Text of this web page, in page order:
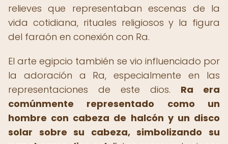
relieves que representaban escenas de la
vida cotidiana, rituales religiosos y la figura
del faraón en conexión con Ra.
El arte egipcio también se vio influenciado por
la adoración a Ra, especialmente en las
representaciones de este dios. Ra era
comúnmente representado como un
hombre con cabeza de halcón y un disco
solar sobre su cabeza, simbolizando su